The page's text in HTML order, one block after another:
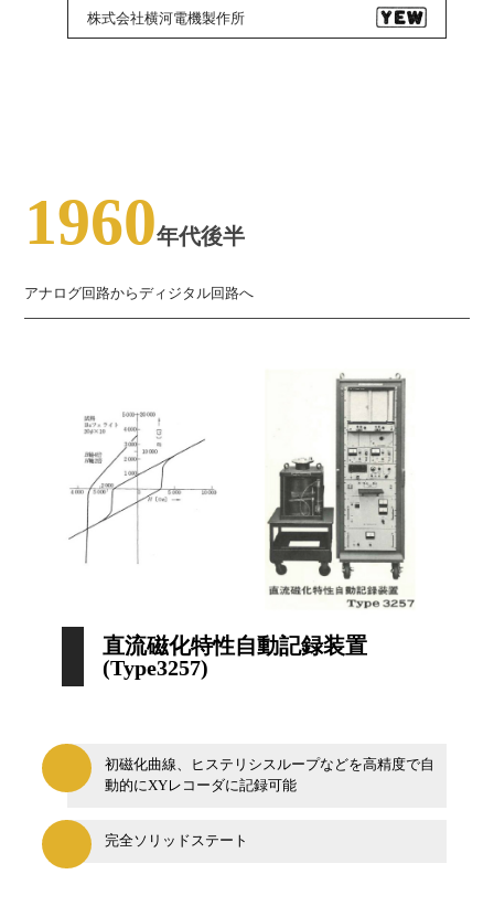
株式会社横河電機製作所
1960年代後半
アナログ回路からディジタル回路へ
直流磁化特性自動記録装置
(Type3257)
初磁化曲線、ヒステリシスループなどを高精度で自
動的にXYレコーダに記録可能
完全ソリッドステート